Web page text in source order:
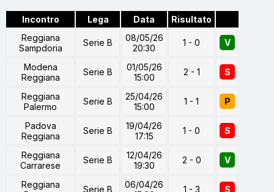
Incontro Lega Data
Risultato
Reggiana
Sampdoria
Serie B
08/05/26
20:30
1 - 0 V
Modena
Reggiana
Serie B
01/05/26
15:00
2 - 1 S
Reggiana
Palermo
Serie B
25/04/26
15:00
1 - 1 P
Padova
Reggiana
Serie B
19/04/26
17:15
1 - 0 S
Reggiana
Carrarese
Serie B
12/04/26
19:30
2 - 0 V
Reggiana
Serie B
06/04/26
1 - 3 S